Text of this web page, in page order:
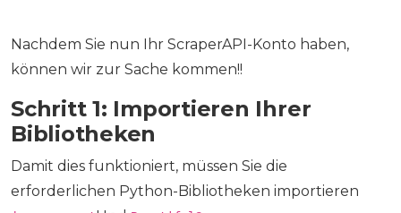
Nachdem Sie nun Ihr ScraperAPI-Konto haben,
können wir zur Sache kommen!!
Schritt 1: Importieren Ihrer
Bibliotheken
Damit dies funktioniert, müssen Sie die
erforderlichen Python-Bibliotheken importieren